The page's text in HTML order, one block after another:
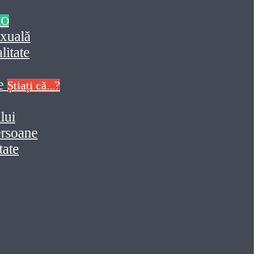
Știați că...?